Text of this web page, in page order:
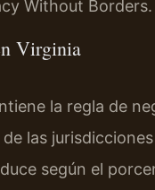
Without Borders.
Virginia
la regla de
las
según el